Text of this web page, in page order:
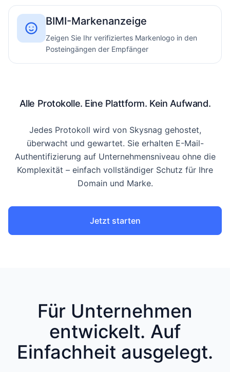
BIMI-Markenanzeige
Zeigen Sie Ihr verifiziertes Markenlogo in den
Posteingängen der Empfänger
Alle Protokolle. Eine Plattform. Kein Aufwand.
Jedes Protokoll wird von Skysnag gehostet,
überwacht und gewartet. Sie erhalten E-Mail-
Authentifizierung auf Unternehmensniveau ohne die
Komplexität – einfach vollständiger Schutz für Ihre
Domain und Marke.
Jetzt starten
Für Unternehmen
entwickelt. Auf
Einfachheit ausgelegt.